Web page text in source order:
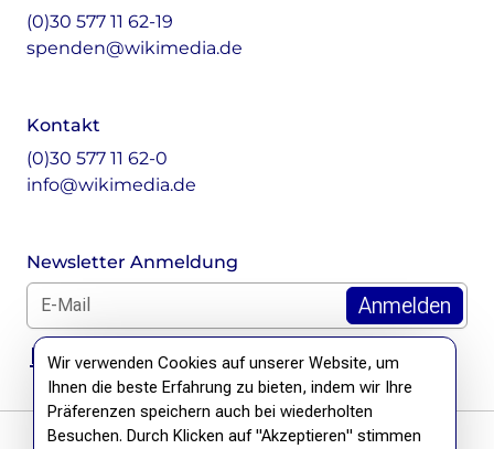
(0)30 577 11 62-19
spenden@wikimedia.de
Kontakt
(0)30 577 11 62-0
info@wikimedia.de
Newsletter Anmeldung
E-Mail für Newsletter *
DSGVO Hinweis
Wir verwenden Cookies auf unserer Website, um
Ihnen die beste Erfahrung zu bieten, indem wir Ihre
Präferenzen speichern auch bei wiederholten
Besuchen. Durch Klicken auf "Akzeptieren" stimmen